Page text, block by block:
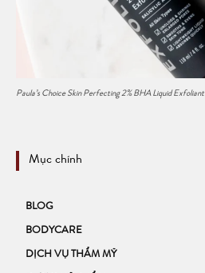
Paula’s Choice Skin Perfecting 2% BHA Liquid Exfoliant
Mục chính
BLOG
BODYCARE
DỊCH VỤ THẨM MỸ